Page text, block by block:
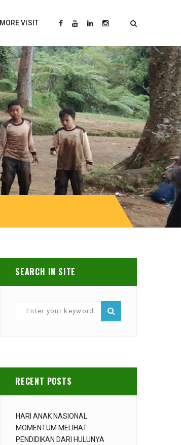
MORE VISIT
SEARCH IN SITE
RECENT POSTS
HARI ANAK NASIONAL:
MOMENTUM MELIHAT
PENDIDIKAN DARI HULUNYA